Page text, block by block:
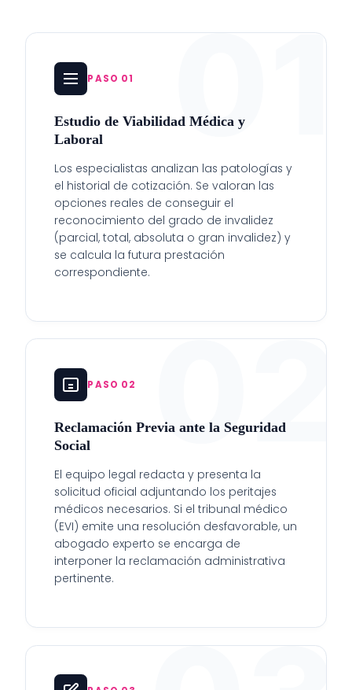
01
PASO 01
Estudio de Viabilidad Médica y
Laboral
Los especialistas analizan las patologías y
el historial de cotización. Se valoran las
opciones reales de conseguir el
reconocimiento del grado de invalidez
(parcial, total, absoluta o gran invalidez) y
se calcula la futura prestación
correspondiente.
02
PASO 02
Reclamación Previa ante la Seguridad
Social
El equipo legal redacta y presenta la
solicitud oficial adjuntando los peritajes
médicos necesarios. Si el tribunal médico
(EVI) emite una resolución desfavorable, un
abogado experto se encarga de
interponer la reclamación administrativa
pertinente.